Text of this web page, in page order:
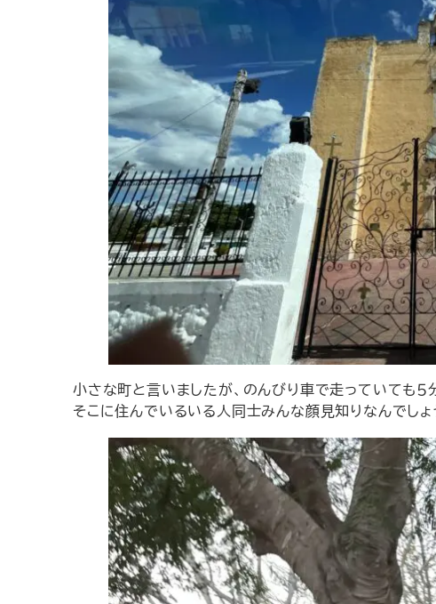
小さな町と言いましたが、のんびり車で走っていても５
そこに住んでいるいる人同士みんな顔見知りなんでし